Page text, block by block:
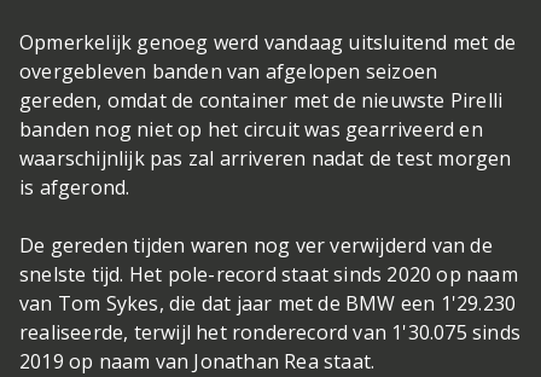
Opmerkelijk genoeg werd vandaag uitsluitend met de
overgebleven banden van afgelopen seizoen
gereden, omdat de container met de nieuwste Pirelli
banden nog niet op het circuit was gearriveerd en
waarschijnlijk pas zal arriveren nadat de test morgen
is afgerond.
De gereden tijden waren nog ver verwijderd van de
snelste tijd. Het pole-record staat sinds 2020 op naam
van Tom Sykes, die dat jaar met de BMW een 1'29.230
realiseerde, terwijl het ronderecord van 1'30.075 sinds
2019 op naam van Jonathan Rea staat.